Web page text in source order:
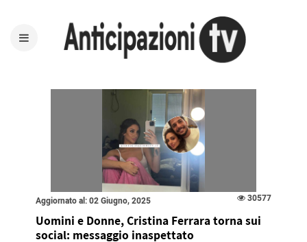
Aggiornato al: 02 Giugno, 2025 30577
Uomini e Donne, Cristina Ferrara torna sui
social: messaggio inaspettato